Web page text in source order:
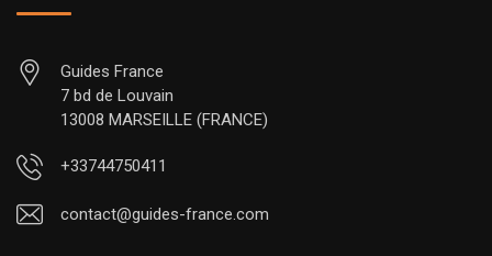
Guides France
7 bd de Louvain
13008 MARSEILLE (FRANCE)
+33744750411
contact@guides-france.com